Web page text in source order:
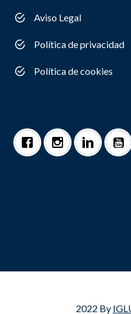
Aviso Legal
Política de privacidad
Política de cookies
2022 By